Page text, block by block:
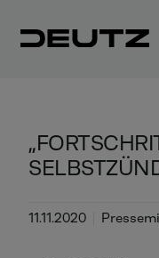
11.11.2020